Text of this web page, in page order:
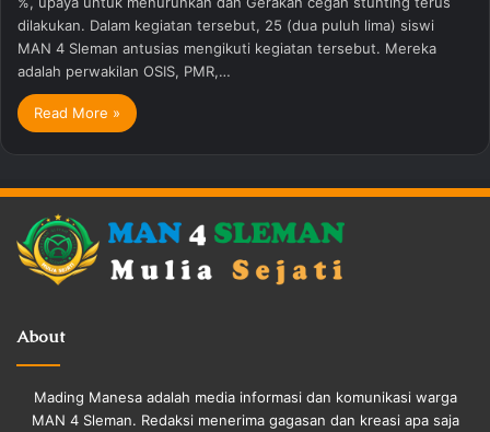
dilakukan. Dalam kegiatan tersebut, 25 (dua puluh lima) siswi
MAN 4 Sleman antusias mengikuti kegiatan tersebut. Mereka
adalah perwakilan OSIS, PMR,…
Read More »
About
Mading Manesa adalah media informasi dan komunikasi warga
MAN 4 Sleman. Redaksi menerima gagasan dan kreasi apa saja